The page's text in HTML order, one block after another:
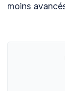
moins